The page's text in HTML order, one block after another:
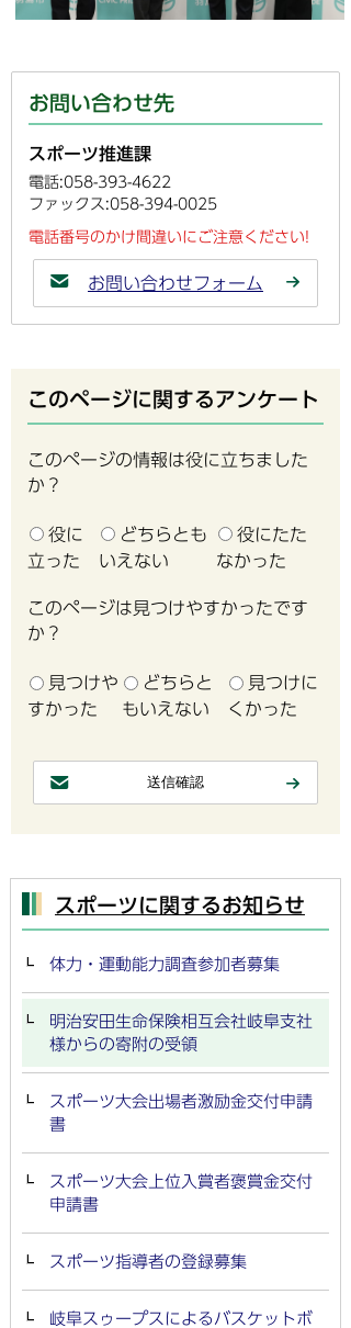
お問い合わせ先
スポーツ推進課
電話:058-393-4622
ファックス:058-394-0025
電話番号のかけ間違いにご注意ください!
お問い合わせフォーム
このページに関するアンケート
このページの情報は役に立ちました
か？
役に
立った
どちらとも
いえない
役にたた
なかった
このページは見つけやすかったです
か？
見つけや
すかった
どちらと
もいえない
見つけに
くかった
スポーツに関するお知らせ
体力・運動能力調査参加者募集
明治安田生命保険相互会社岐阜支社
様からの寄附の受領
スポーツ大会出場者激励金交付申請
書
スポーツ大会上位入賞者褒賞金交付
申請書
スポーツ指導者の登録募集
岐阜スゥープスによるバスケットボ